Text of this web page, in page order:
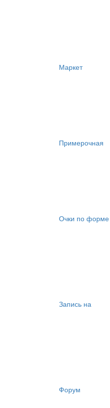
Маркет
Примерочная
Очки по форме
Запись на
Форум